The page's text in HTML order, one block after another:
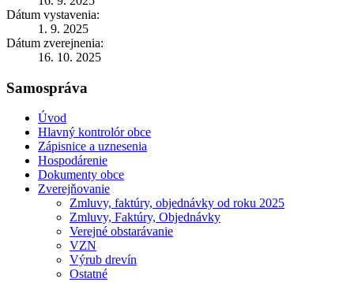
Dátum vystavenia:
1. 9. 2025
Dátum zverejnenia:
16. 10. 2025
Samospráva
Úvod
Hlavný kontrolór obce
Zápisnice a uznesenia
Hospodárenie
Dokumenty obce
Zverejňovanie
Zmluvy, faktúry, objednávky od roku 2025
Zmluvy, Faktúry, Objednávky
Verejné obstarávanie
VZN
Výrub drevín
Ostatné